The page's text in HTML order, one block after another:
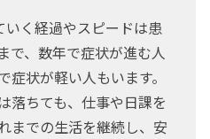
いく経過やスピードは患
で、数年で症状が進む人
状が軽い人もいます。
落ちても、仕事や日課を
までの生活を継続し、安